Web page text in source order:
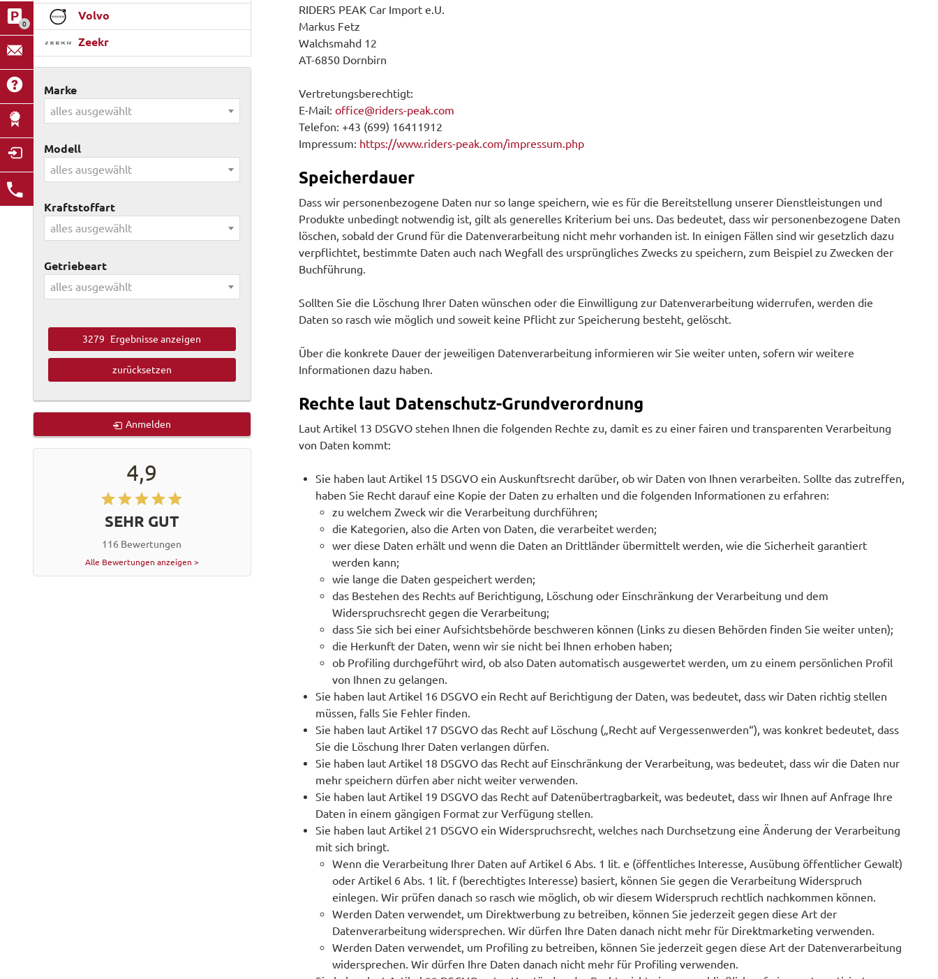
0
RIDERS PEAK Car Import e.U.
Markus Fetz
Walchsmahd 12
AT-6850 Dornbirn
Vertretungsberechtigt:
E-Mail:office@riders-peak.com
Telefon: +43 (699) 16411912
Impressum: https://www.riders-peak.com/impressum.php
Speicherdauer
Dass wir personenbezogene Daten nur so lange speichern, wie es für die Bereitstellung unserer Dienstleistungen und
Produkte unbedingt notwendig ist, gilt als generelles Kriterium bei uns. Das bedeutet, dass wir personenbezogene Daten
löschen, sobald der Grund für die Datenverarbeitung nicht mehr vorhanden ist. In einigen Fällen sind wir gesetzlich dazu
verpflichtet, bestimmte Daten auch nach Wegfall des ursprüngliches Zwecks zu speichern, zum Beispiel zu Zwecken der
Buchführung.
Sollten Sie die Löschung Ihrer Daten wünschen oder die Einwilligung zur Datenverarbeitung widerrufen, werden die
Daten so rasch wie möglich und soweit keine Pflicht zur Speicherung besteht, gelöscht.
Über die konkrete Dauer der jeweiligen Datenverarbeitung informieren wir Sie weiter unten, sofern wir weitere
Informationen dazu haben.
Rechte laut Datenschutz-Grundverordnung
Laut Artikel 13 DSGVO stehen Ihnen die folgenden Rechte zu, damit es zu einer fairen und transparenten Verarbeitung
von Daten kommt:
Sie haben laut Artikel 15 DSGVO ein Auskunftsrecht darüber, ob wir Daten von Ihnen verarbeiten. Sollte das zutreffen,
haben Sie Recht darauf eine Kopie der Daten zu erhalten und die folgenden Informationen zu erfahren:
zu welchem Zweck wir die Verarbeitung durchführen;
die Kategorien, also die Arten von Daten, die verarbeitet werden;
wer diese Daten erhält und wenn die Daten an Drittländer übermittelt werden, wie die Sicherheit garantiert
werden kann;
wie lange die Daten gespeichert werden;
das Bestehen des Rechts auf Berichtigung, Löschung oder Einschränkung der Verarbeitung und dem
Widerspruchsrecht gegen die Verarbeitung;
dass Sie sich bei einer Aufsichtsbehörde beschweren können (Links zu diesen Behörden finden Sie weiter unten);
die Herkunft der Daten, wenn wir sie nicht bei Ihnen erhoben haben;
ob Profiling durchgeführt wird, ob also Daten automatisch ausgewertet werden, um zu einem persönlichen Profil
von Ihnen zu gelangen.
Sie haben laut Artikel 16 DSGVO ein Recht auf Berichtigung der Daten, was bedeutet, dass wir Daten richtig stellen
müssen, falls Sie Fehler finden.
Sie haben laut Artikel 17 DSGVO das Recht auf Löschung („Recht auf Vergessenwerden“), was konkret bedeutet, dass
Sie die Löschung Ihrer Daten verlangen dürfen.
Sie haben laut Artikel 18 DSGVO das Recht auf Einschränkung der Verarbeitung, was bedeutet, dass wir die Daten nur
mehr speichern dürfen aber nicht weiter verwenden.
Sie haben laut Artikel 19 DSGVO das Recht auf Datenübertragbarkeit, was bedeutet, dass wir Ihnen auf Anfrage Ihre
Daten in einem gängigen Format zur Verfügung stellen.
Sie haben laut Artikel 21 DSGVO ein Widerspruchsrecht, welches nach Durchsetzung eine Änderung der Verarbeitung
mit sich bringt.
Wenn die Verarbeitung Ihrer Daten auf Artikel 6 Abs. 1 lit. e (öffentliches Interesse, Ausübung öffentlicher Gewalt)
oder Artikel 6 Abs. 1 lit. f (berechtigtes Interesse) basiert, können Sie gegen die Verarbeitung Widerspruch
einlegen. Wir prüfen danach so rasch wie möglich, ob wir diesem Widerspruch rechtlich nachkommen können.
Werden Daten verwendet, um Direktwerbung zu betreiben, können Sie jederzeit gegen diese Art der
Datenverarbeitung widersprechen. Wir dürfen Ihre Daten danach nicht mehr für Direktmarketing verwenden.
Werden Daten verwendet, um Profiling zu betreiben, können Sie jederzeit gegen diese Art der Datenverarbeitung
widersprechen. Wir dürfen Ihre Daten danach nicht mehr für Profiling verwenden.
Volvo
Zeekr
Marke
alles ausgewählt
Modell
alles ausgewählt
Kraftstoffart
alles ausgewählt
Getriebeart
alles ausgewählt
3279 Ergebnisse anzeigen
zurücksetzen
Anmelden
4,9
SEHR GUT
116 Bewertungen
Alle Bewertungen anzeigen >